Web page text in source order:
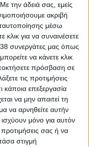
Με την άδειά σας, εμείς
ακριβή
μέσω
για να συναινέσετε
συνεργάτες μας όπως
να κάνετε κλικ
πρόσβαση σε
τις προτιμήσεις
κάποια επεξεργασία
να μην απαιτεί τη
να αρνηθείτε αυτήν
μόνο για αυτόν
σας ή να
στιγμή
Θεόδωρου
παράσταση
Θεόδωρου
ΜΕ ΤΗΝ ΣΟΝΕ